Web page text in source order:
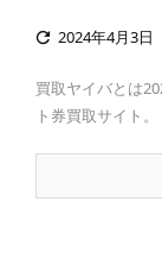
 2024年4月3日
買取ヤイバとは
ト券買取サイト